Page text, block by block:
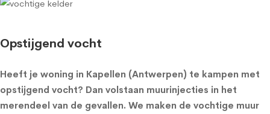
Opstijgend vocht
Heeft je woning in Kapellen (Antwerpen) te kampen met
opstijgend vocht? Dan volstaan muurinjecties in het
merendeel van de gevallen. We maken de vochtige muur